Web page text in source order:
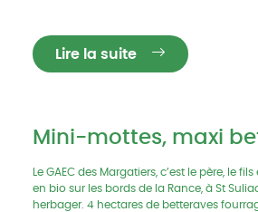
Lire la suite
Mini-mottes, maxi
Le GAEC des Margatiers, c’est le père, le
en bio sur les bords de la Rance, à St
herbager. 4 hectares de betteraves